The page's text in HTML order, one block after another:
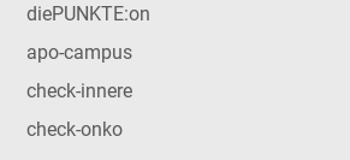
diePUNKTE:on
apo-campus
check-innere
check-onko